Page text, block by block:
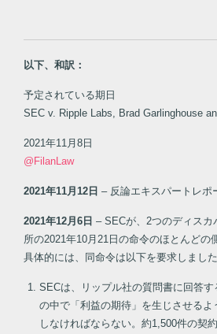
以下、和訳：
予定されている期日
SEC v. Ripple Labs, Brad Garlinghouse
2021年11月8日
@FilanLaw
2021年11月12日 – 反論エキスパートレポ
2021年12月6日 – SECが、2つのディスカ
所の2021年10月21日の命令のほとんどの
具体的には、同命令は以下を要求しました
SECは、リップル社の質問書に回答
の中で「利益の期待」を生じさせるよ
しなければならない。約1,500件の契